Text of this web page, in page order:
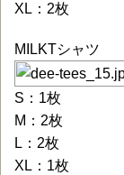
XL：2枚
MILKTシャツ
S：1枚
M：2枚
L：2枚
XL：1枚